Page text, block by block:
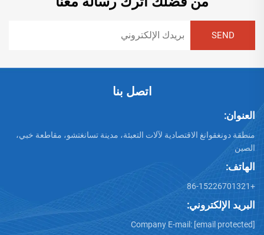
اتصل بنا
العنوان:
منطقة دونغقوانغ الاقتصادية لآلات التعبئة، مدينة تسانغتشو، مقاطعة خبي،
الصين
الهاتف:
+86-15226701321
البريد الإلكتروني:
Company E-mail: [email protected]